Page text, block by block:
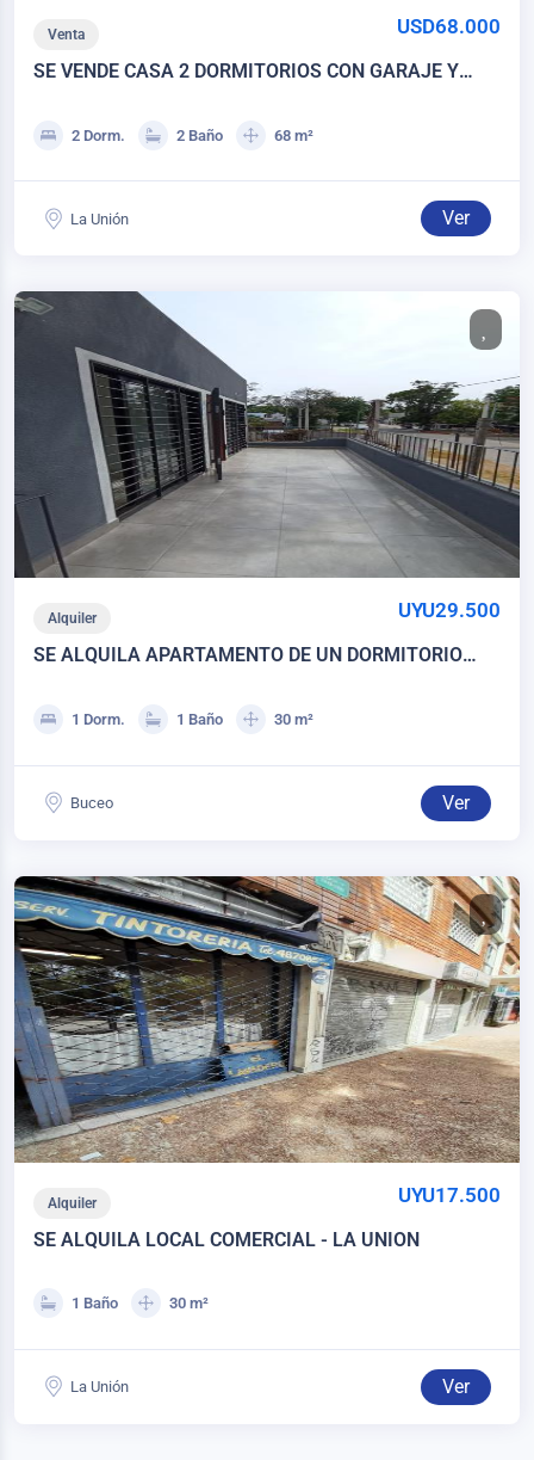
Venta USD68.000
SE VENDE CASA 2 DORMITORIOS CON GARAJE Y
2 Dorm. 2 Baño 68 m²
La Unión Ver
Alquiler UYU29.500
SE ALQUILA APARTAMENTO DE UN DORMITORIO
1 Dorm. 1 Baño 30 m²
Buceo Ver
Alquiler UYU17.500
SE ALQUILA LOCAL COMERCIAL - LA UNION
1 Baño 30 m²
La Unión Ver